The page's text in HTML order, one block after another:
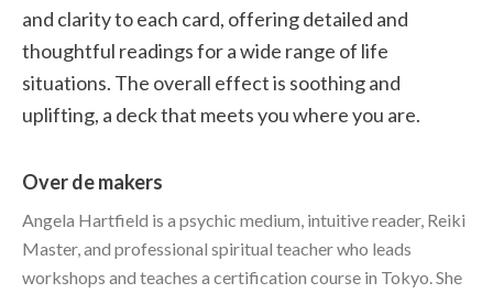
and clarity to each card, offering detailed and
thoughtful readings for a wide range of life
situations. The overall effect is soothing and
uplifting, a deck that meets you where you are.
Over de makers
Angela Hartfield is a psychic medium, intuitive reader, Reiki
Master, and professional spiritual teacher who leads
workshops and teaches a certification course in Tokyo. She